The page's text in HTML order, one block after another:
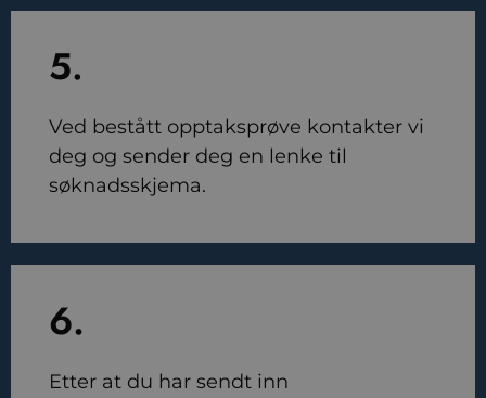
5.
Ved bestått opptaksprøve kontakter vi
deg og sender deg en lenke til
søknadsskjema.
6.
Etter at du har sendt inn